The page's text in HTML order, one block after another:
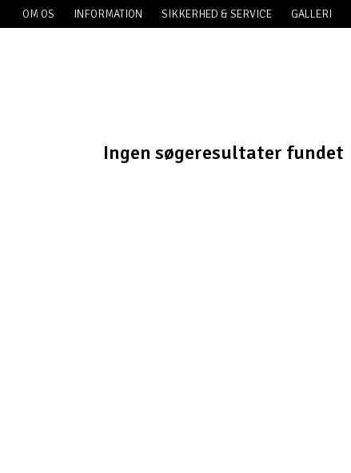
OM OS INFORMATION SIKKERHED & SERVICE GALLERI
Ingen søgeresultater fundet